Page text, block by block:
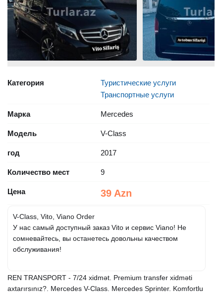
Категория
Туристические услуги
Транспортные услуги
Марка Mercedes
Модель V-Class
год 2017
Количество мест 9
Цена 39 Azn
V-Class, Vito, Viano Order
У нас самый доступный заказ Vito и сервис Viano! Не
сомневайтесь, вы останетесь довольны качеством
обслуживания!
REN TRANSPORT - 7/24 xidmət. Premium transfer xidməti
axtarırsınız?. Mercedes V-Class. Mercedes Sprinter. Komfortlu